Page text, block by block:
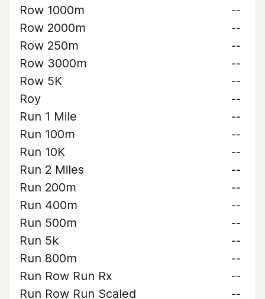
Row 1000m
--
Row 2000m
--
Row 250m
--
Row 3000m
--
Row 5K
--
Roy
--
Run 1 Mile
--
Run 100m
--
Run 10K
--
Run 2 Miles
--
Run 200m
--
Run 400m
--
Run 500m
--
Run 5k
--
Run 800m
--
Run Row Run Rx
--
Run Row Run Scaled
--